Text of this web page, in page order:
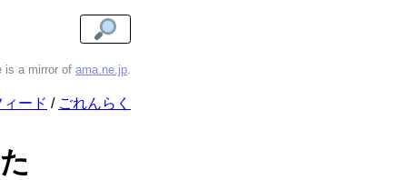
is a mirror of ama.ne.jp.
ィード ごれんらく